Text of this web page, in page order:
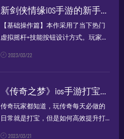
限定各项职能打开外，同时对建筑的
最...
新剑侠情缘iOS手游的新手攻略
【基础操作篇】本作采用了当下热门
虚拟摇杆+技能按钮设计方式。玩家可
发虚拟摇杆，而是点击画面右半部分
的特定...
2023/03/22
《传奇之梦》ios手游打宝攻略
传奇玩家都知道，玩传奇每天必做的
日常就是打宝，但是如何高效提升打
2023/03/21